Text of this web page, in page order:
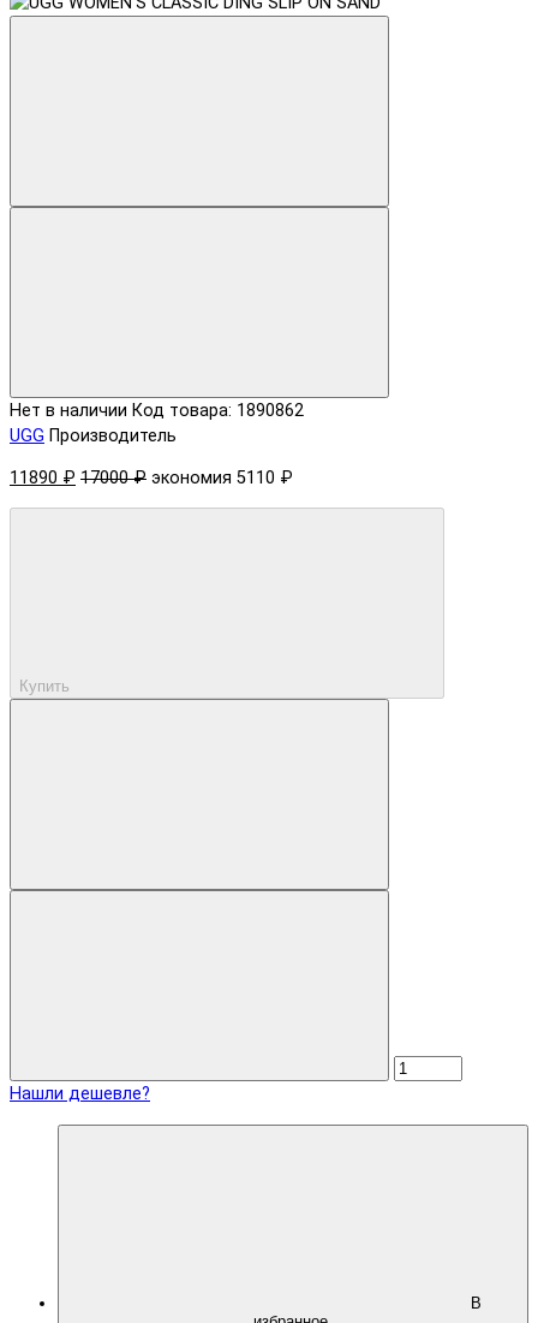
Нет в наличии Код товара: 1890862
UGG Производитель
11890 ₽ 17000 ₽ экономия 5110 ₽
Купить
Нашли дешевле?
В